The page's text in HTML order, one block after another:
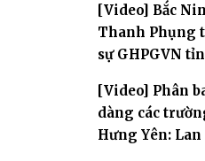
[Video] Bắc
Thanh Phụng
sự GHPGVN
[Video] Phân
dàng các
Hưng Yên: